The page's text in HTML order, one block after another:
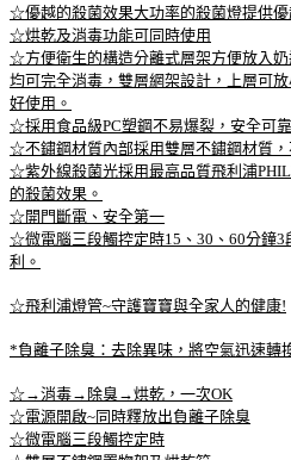
☆優越的殺菌效果大功率的殺菌燈提供優
☆烘乾及消毒功能可同時使用
☆方便衛生的構造分離式層架方便放入
均可完全消毒，雙層網架設計，上層可
好使用。
☆採用食品級PC塑鋼不易爆裂，安全可靠
☆不鏽鋼材質內部採用雙層不鏽鋼材質，
☆紫外線殺菌光採用最高品質飛利浦
的殺菌效果。
☆開門斷電、安全第一
☆微電腦三段觸控定時15、30、60分鐘3
利。
☆飛利浦燈管~守護寶寶與全家人的健康!
*負離子除臭：去除異味，將空氣迅速轉
☆→消毒→除臭→烘乾，一次OK
☆電源開啟~同時釋放出負離子除臭
☆微電腦三段觸控定時